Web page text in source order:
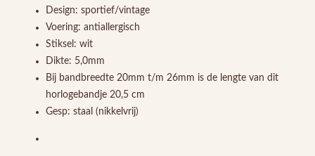
Design: sportief/vintage
Voering: antiallergisch
Stiksel: wit
Dikte: 5,0mm
Bij bandbreedte 20mm t/m 26mm is de lengte van dit
horlogebandje 20,5 cm
Gesp: staal (nikkelvrij)